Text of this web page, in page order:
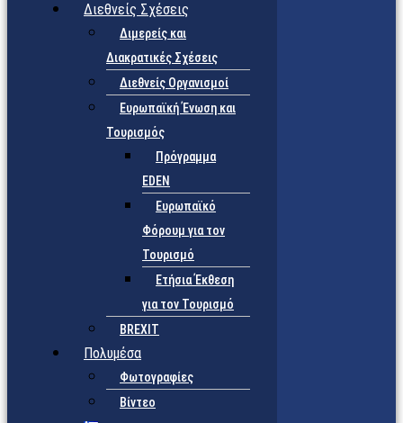
Διεθνείς Σχέσεις
Διμερείς και
Διακρατικές Σχέσεις
Διεθνείς Οργανισμοί
Ευρωπαϊκή Ένωση και
Τουρισμός
Πρόγραμμα
EDEN
Ευρωπαϊκό
Φόρουμ για τον
Τουρισμό
Ετήσια Έκθεση
για τον Τουρισμό
BREXIT
Πολυμέσα
Φωτογραφίες
Βίντεο